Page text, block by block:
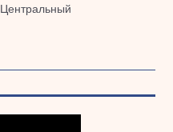
Центральный